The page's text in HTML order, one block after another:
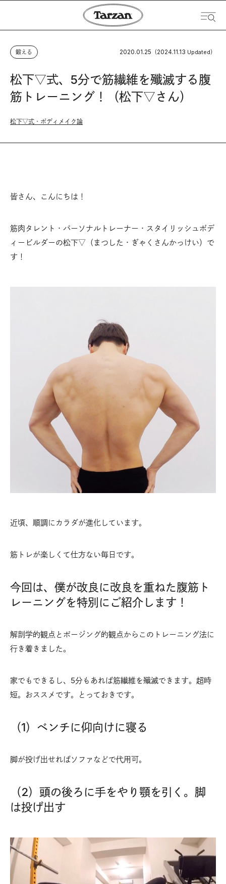
鍛える 2020.01.25 （2024.11.13 Updated）
松下▽式、5分で筋繊維を殲滅する腹
筋トレーニング！（松下▽さん）
松下▽式・ボディメイク論
皆さん、こんにちは！
筋肉タレント・パーソナルトレーナー・スタイリッシュボデ
ィービルダーの松下▽（まつした・ぎゃくさんかっけい）で
す！
近頃、順調にカラダが進化しています。
筋トレが楽しくて仕方ない毎日です。
今回は、僕が改良に改良を重ねた腹筋ト
レーニングを特別にご紹介します！
解剖学的観点とポージング的観点からこのトレーニング法に
行き着きました。
家でもできるし、5分もあれば筋繊維を殲滅できます。超時
短。おススメです。とっておきです。
（1）ベンチに仰向けに寝る
脚が投げ出せればソファなどで代用可。
（2）頭の後ろに手をやり顎を引く。脚
は投げ出す